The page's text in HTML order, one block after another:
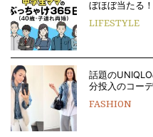
ぼほぼ当たる
LIFESTYLE
話題の
分投入のコー
FASHION